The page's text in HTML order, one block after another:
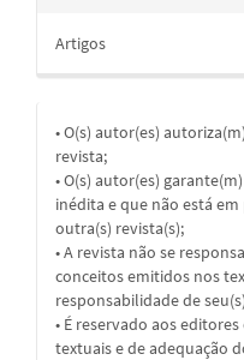
Artigos
• O(s) autor(es)
revista;
• O(s) autor(es)
inédita e que não está
outra(s) revista(s);
• A revista não se
conceitos emitidos nos
responsabilidade de
• É reservado aos
textuais e de adequação